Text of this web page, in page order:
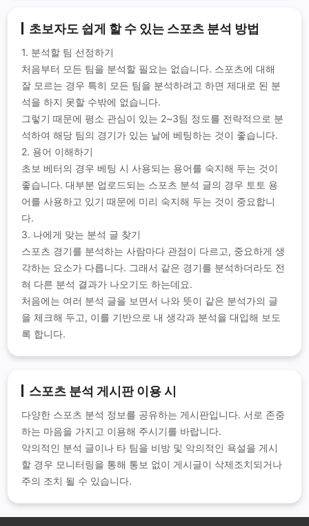
초보자도 쉽게 할 수 있는 스포츠 분석 방법
1. 분석할 팀 선정하기
처음부터 모든 팀을 분석할 필요는 없습니다. 스포츠에 대해
잘 모르는 경우 특히 모든 팀을 분석하려고 하면 제대로 된 분
석을 하지 못할 수밖에 없습니다.
그렇기 때문에 평소 관심이 있는 2~3팀 정도를 전략적으로 분
석하여 해당 팀의 경기가 있는 날에 베팅하는 것이 좋습니다.
2. 용어 이해하기
초보 베터의 경우 베팅 시 사용되는 용어를 숙지해 두는 것이
좋습니다. 대부분 업로드되는 스포츠 분석 글의 경우 토토 용
어를 사용하고 있기 때문에 미리 숙지해 두는 것이 중요합니
다.
3. 나에게 맞는 분석 글 찾기
스포츠 경기를 분석하는 사람마다 관점이 다르고, 중요하게 생
각하는 요소가 다릅니다. 그래서 같은 경기를 분석하더라도 전
혀 다른 분석 결과가 나오기도 하는데요.
처음에는 여러 분석 글을 보면서 나와 뜻이 같은 분석가의 글
을 체크해 두고, 이를 기반으로 내 생각과 분석을 대입해 보도
록 합니다.
스포츠 분석 게시판 이용 시
다양한 스포츠 분석 정보를 공유하는 게시판입니다. 서로 존중
하는 마음을 가지고 이용해 주시기를 바랍니다.
악의적인 분석 글이나 타 팀을 비방 및 악의적인 욕설을 게시
할 경우 모니터링을 통해 통보 없이 게시글이 삭제조치되거나
주의 조치 될 수 있습니다.